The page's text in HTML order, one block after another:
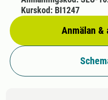
Anmälan &
Kurskod: BI1247